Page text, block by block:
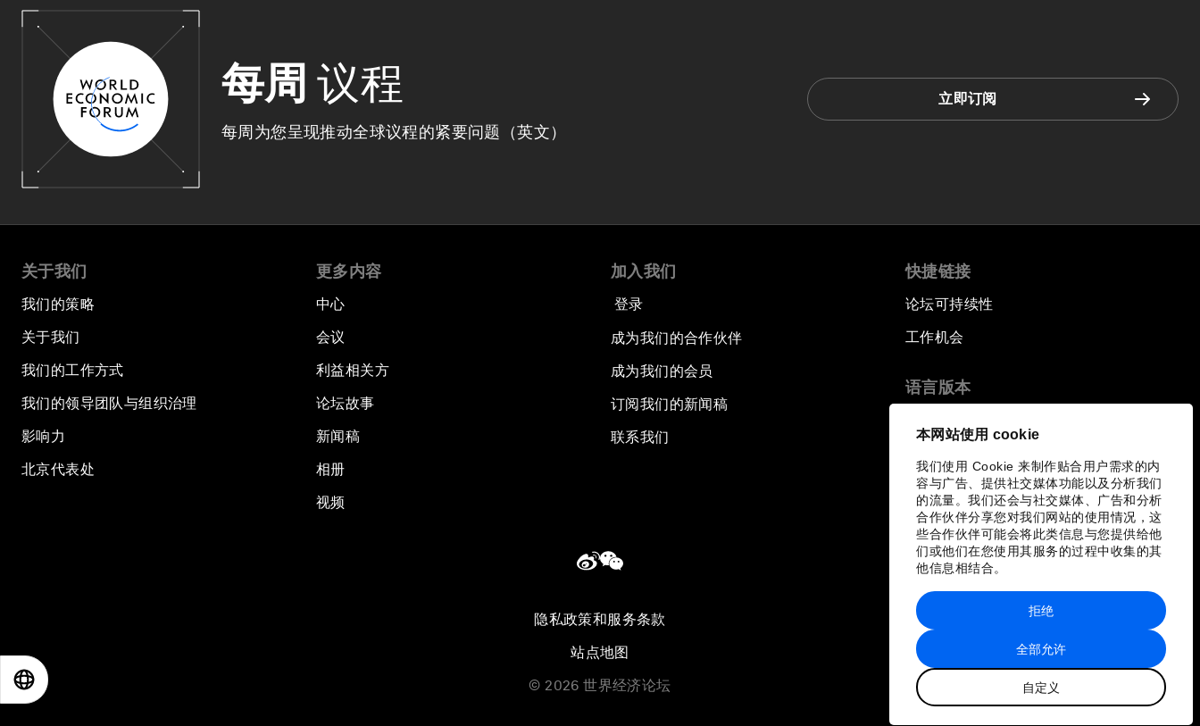
本网站使用 cookie
我们使用 Cookie 来制作贴合用户需求的内
容与广告、提供社交媒体功能以及分析我们
的流量。我们还会与社交媒体、广告和分析
合作伙伴分享您对我们网站的使用情况，这
些合作伙伴可能会将此类信息与您提供给他
们或他们在您使用其服务的过程中收集的其
他信息相结合。
全部允许
自定义
拒绝
每周 议程
每周为您呈现推动全球议程的紧要问题（英文）
立即订阅
关于我们
我们的策略
关于我们
我们的工作方式
我们的领导团队与组织治理
影响力
北京代表处
更多内容
中心
会议
利益相关方
论坛故事
新闻稿
相册
视频
加入我们
登录
成为我们的合作伙伴
成为我们的会员
订阅我们的新闻稿
联系我们
快捷链接
论坛可持续性
工作机会
语言版本
隐私政策和服务条款
站点地图
© 2026 世界经济论坛